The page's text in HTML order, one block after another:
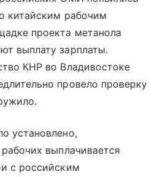
китайским рабочим
проекта метанола
выплату зарплаты.
КНР во Владивостоке
провело проверку
установлено,
выплачивается
с российским